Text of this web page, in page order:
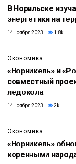
В Норильске
энергетики на
14 ноября 2023 1.8k
Экономика
«Норникель» и
совместный
ледокола
14 ноября 2023 2k
Экономика
«Норникель»
коренными